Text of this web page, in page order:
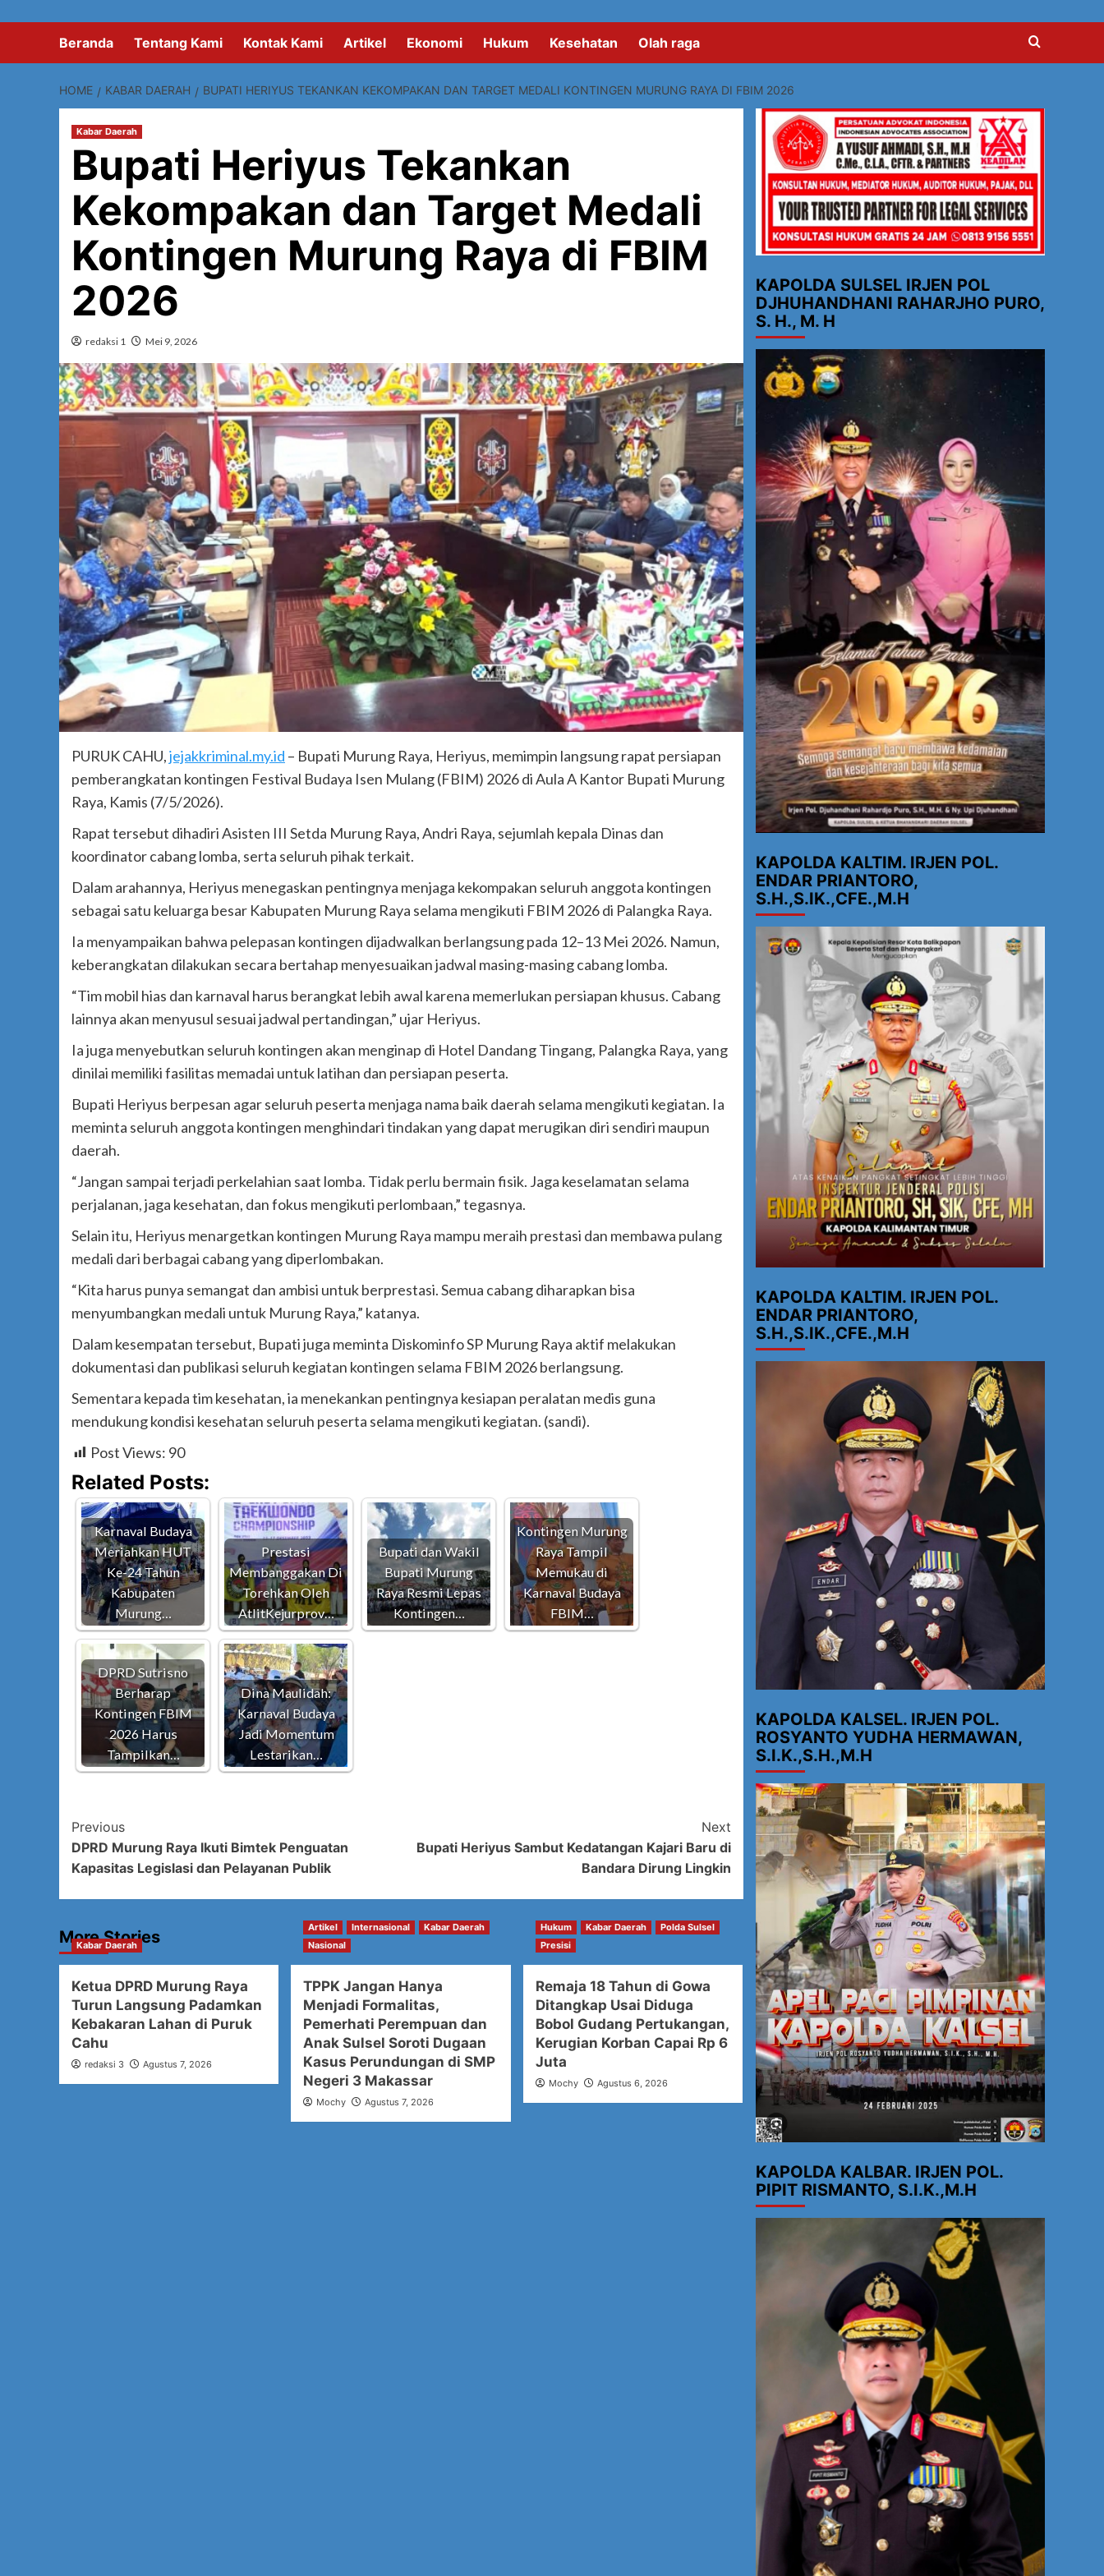
Beranda Tentang Kami Kontak Kami Artikel Ekonomi Hukum Kesehatan Olah raga
HOME KABAR DAERAH BUPATI HERIYUS TEKANKAN KEKOMPAKAN DAN TARGET MEDALI KONTINGEN MURUNG RAYA DI FBIM 2026
Kabar Daerah
Bupati Heriyus Tekankan
Kekompakan dan Target Medali
Kontingen Murung Raya di FBIM
2026
redaksi 1 Mei 9, 2026
PURUK CAHU,jejakkriminal.my.id – Bupati Murung Raya, Heriyus, memimpin langsung rapat persiapan
pemberangkatan kontingen Festival Budaya Isen Mulang (FBIM) 2026 di Aula A Kantor Bupati Murung
Raya, Kamis (7/5/2026).
Rapat tersebut dihadiri Asisten III Setda Murung Raya, Andri Raya, sejumlah kepala Dinas dan
koordinator cabang lomba, serta seluruh pihak terkait.
Dalam arahannya, Heriyus menegaskan pentingnya menjaga kekompakan seluruh anggota kontingen
sebagai satu keluarga besar Kabupaten Murung Raya selama mengikuti FBIM 2026 di Palangka Raya.
Ia menyampaikan bahwa pelepasan kontingen dijadwalkan berlangsung pada 12–13 Mei 2026. Namun,
keberangkatan dilakukan secara bertahap menyesuaikan jadwal masing-masing cabang lomba.
“Tim mobil hias dan karnaval harus berangkat lebih awal karena memerlukan persiapan khusus. Cabang
lainnya akan menyusul sesuai jadwal pertandingan,” ujar Heriyus.
Ia juga menyebutkan seluruh kontingen akan menginap di Hotel Dandang Tingang, Palangka Raya, yang
dinilai memiliki fasilitas memadai untuk latihan dan persiapan peserta.
Bupati Heriyus berpesan agar seluruh peserta menjaga nama baik daerah selama mengikuti kegiatan. Ia
meminta seluruh anggota kontingen menghindari tindakan yang dapat merugikan diri sendiri maupun
daerah.
“Jangan sampai terjadi perkelahian saat lomba. Tidak perlu bermain fisik. Jaga keselamatan selama
perjalanan, jaga kesehatan, dan fokus mengikuti perlombaan,” tegasnya.
Selain itu, Heriyus menargetkan kontingen Murung Raya mampu meraih prestasi dan membawa pulang
medali dari berbagai cabang yang diperlombakan.
“Kita harus punya semangat dan ambisi untuk berprestasi. Semua cabang diharapkan bisa
menyumbangkan medali untuk Murung Raya,” katanya.
Dalam kesempatan tersebut, Bupati juga meminta Diskominfo SP Murung Raya aktif melakukan
dokumentasi dan publikasi seluruh kegiatan kontingen selama FBIM 2026 berlangsung.
Sementara kepada tim kesehatan, ia menekankan pentingnya kesiapan peralatan medis guna
mendukung kondisi kesehatan seluruh peserta selama mengikuti kegiatan. (sandi).
Post Views: 90
Related Posts:
Karnaval Budaya
Meriahkan HUT
Ke-24 Tahun
Kabupaten
Murung…
Prestasi
Membanggakan Di
Torehkan Oleh
AtlitKejurprov…
Bupati dan Wakil
Bupati Murung
Raya Resmi Lepas
Kontingen…
Kontingen Murung
Raya Tampil
Memukau di
Karnaval Budaya
FBIM…
DPRD Sutrisno
Berharap
Kontingen FBIM
2026 Harus
Tampilkan…
Dina Maulidah:
Karnaval Budaya
Jadi Momentum
Lestarikan…
Post
Navigation
Previous
DPRD Murung Raya Ikuti Bimtek Penguatan
Kapasitas Legislasi dan Pelayanan Publik
Next
Bupati Heriyus Sambut Kedatangan Kajari Baru di
Bandara Dirung Lingkin
More Stories
Kabar Daerah
Ketua DPRD Murung Raya
Turun Langsung Padamkan
Kebakaran Lahan di Puruk
Cahu
redaksi 3 Agustus 7, 2026
Artikel Internasional
Kabar Daerah
Nasional
TPPK Jangan Hanya
Menjadi Formalitas,
Pemerhati Perempuan dan
Anak Sulsel Soroti Dugaan
Kasus Perundungan di SMP
Negeri 3 Makassar
Mochy Agustus 7, 2026
Hukum Kabar Daerah
Polda Sulsel
Presisi
Remaja 18 Tahun di Gowa
Ditangkap Usai Diduga
Bobol Gudang Pertukangan,
Kerugian Korban Capai Rp 6
Juta
Mochy Agustus 6, 2026
KAPOLDA SULSEL IRJEN POL
DJHUHANDHANI RAHARJHO PURO,
S. H., M. H
KAPOLDA KALTIM. IRJEN POL.
ENDAR PRIANTORO,
S.H.,S.IK.,CFE.,M.H
KAPOLDA KALTIM. IRJEN POL.
ENDAR PRIANTORO,
S.H.,S.IK.,CFE.,M.H
KAPOLDA KALSEL. IRJEN POL.
ROSYANTO YUDHA HERMAWAN,
S.I.K.,S.H.,M.H
KAPOLDA KALBAR. IRJEN POL.
PIPIT RISMANTO, S.I.K.,M.H